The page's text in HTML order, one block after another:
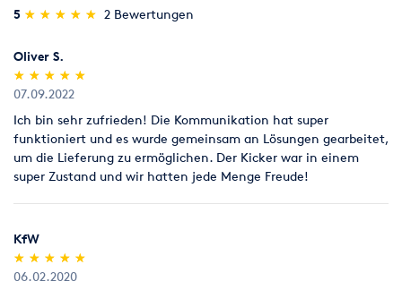
5 (*)
★
★
(*) ★
★
(*) ★
★
(*) ★
★
(*) ★
★ 2 Bewertungen
Oliver S.
(*)
★
★
(*) ★
★
(*) ★
★
(*) ★
★
(*) ★
★
07.09.2022
Ich bin sehr zufrieden! Die Kommunikation hat super
funktioniert und es wurde gemeinsam an Lösungen gearbeitet,
um die Lieferung zu ermöglichen. Der Kicker war in einem
super Zustand und wir hatten jede Menge Freude!
KfW
(*)
★
★
(*) ★
★
(*) ★
★
(*) ★
★
(*) ★
★
06.02.2020